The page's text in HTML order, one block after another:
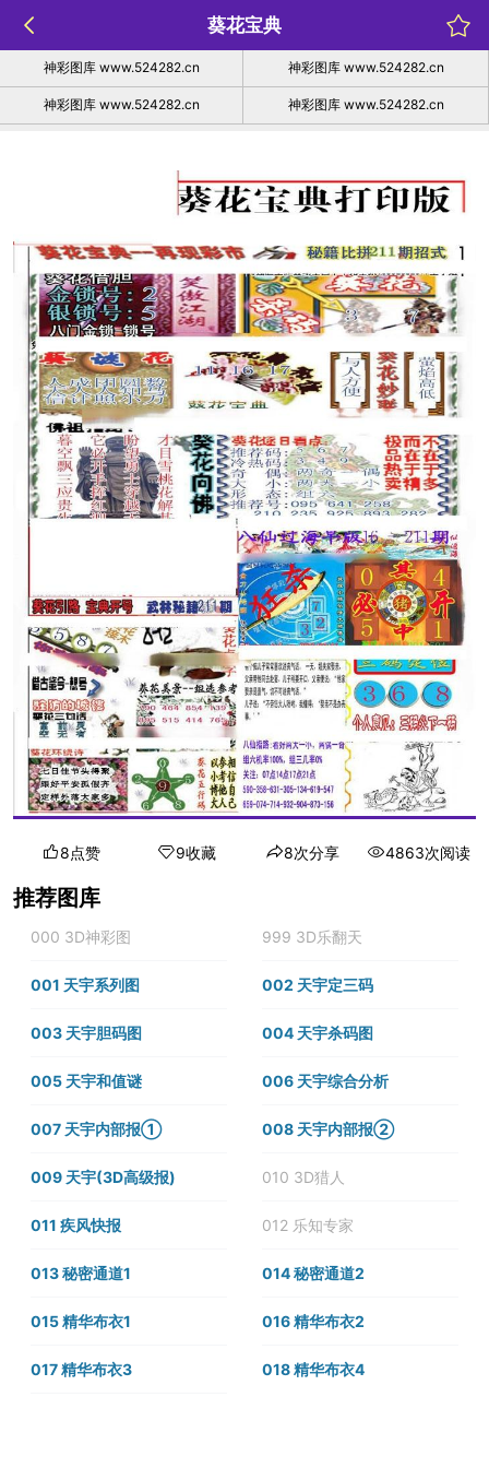
葵花宝典
神彩图库 www.524282.cn 神彩图库 www.524282.cn
神彩图库 www.524282.cn 神彩图库 www.524282.cn
8点赞 9收藏 8次分享 4863次阅读
推荐图库
000 3D神彩图 999 3D乐翻天
001 天宇系列图 002 天宇定三码
003 天宇胆码图 004 天宇杀码图
005 天宇和值谜 006 天宇综合分析
007 天宇内部报① 008 天宇内部报②
009 天宇(3D高级报) 010 3D猎人
011 疾风快报 012 乐知专家
013 秘密通道1 014 秘密通道2
015 精华布衣1 016 精华布衣2
017 精华布衣3 018 精华布衣4